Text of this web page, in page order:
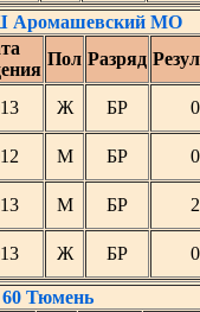
Аромашевский МО
Пол Разряд
Ж БР 0
М БР 0
М БР 2
Ж БР 0
Тюмень